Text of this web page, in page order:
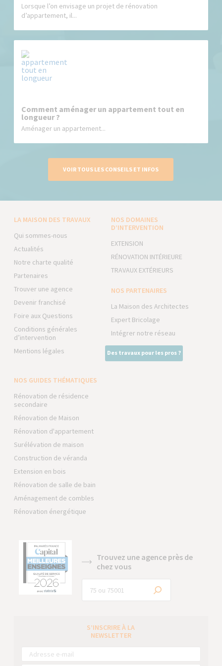
Lorsque l’on envisage un projet de rénovation
d’appartement, il...
Comment aménager un appartement tout en
longueur ?
Aménager un appartement...
VOIR TOUS LES CONSEILS ET INFOS
LA MAISON DES TRAVAUX
Qui sommes-nous
Actualités
Notre charte qualité
Partenaires
Trouver une agence
Devenir franchisé
Foire aux Questions
Conditions générales
d’intervention
Mentions légales
NOS DOMAINES
D’INTERVENTION
EXTENSION
RÉNOVATION INTÉRIEURE
TRAVAUX EXTÉRIEURS
NOS PARTENAIRES
La Maison des Architectes
Expert Bricolage
Intégrer notre réseau
Des travaux pour les pros ?
NOS GUIDES THÉMATIQUES
Rénovation de résidence
secondaire
Rénovation de Maison
Rénovation d'appartement
Surélévation de maison
Construction de véranda
Extension en bois
Rénovation de salle de bain
Aménagement de combles
Rénovation énergétique
Trouvez une agence près de
chez vous
S’INSCRIRE À LA
NEWSLETTER